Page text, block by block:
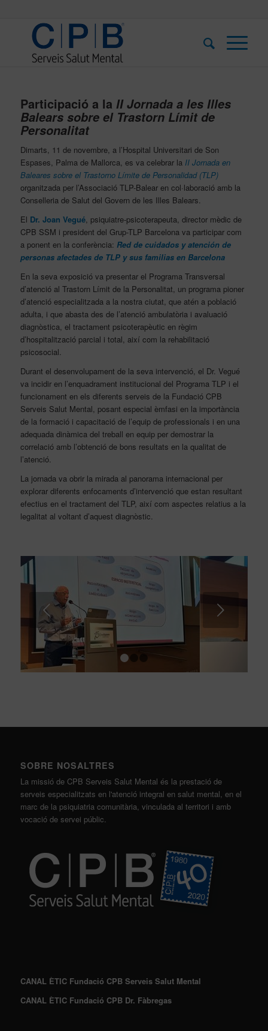
Participació a la II Jornada a les Illes
Balears sobre el Trastorn Límit de
Personalitat
Dimarts, 11 de novembre, a l’Hospital Universitari de Son
Espases, Palma de Mallorca, es va celebrar la II Jornada en
Baleares sobre el Trastorno Límite de Personalidad (TLP)
organitzada per l’Associació TLP-Balear en col·laboració amb la
Conselleria de Salut del Govern de les Illes Balears.
El Dr. Joan Vegué, psiquiatre-psicoterapeuta, director mèdic de
CPB SSM i president del Grup-TLP Barcelona va participar com
a ponent en la conferència: Red de cuidados y atención de
personas afectades de TLP y sus familias en Barcelona
En la seva exposició va presentar el Programa Transversal
d’atenció al Trastorn Límit de la Personalitat, un programa pioner
d’atenció especialitzada a la nostra ciutat, que atén a població
adulta, i que abasta des de l’atenció ambulatòria i avaluació
diagnòstica, el tractament psicoterapèutic en règim
d’hospitalització parcial i total, així com la rehabilitació
psicosocial.
Durant el desenvolupament de la seva intervenció, el Dr. Vegué
va incidir en l’enquadrament institucional del Programa TLP i el
funcionament en els diferents serveis de la Fundació CPB
Serveis Salut Mental, posant especial èmfasi en la importància
de la formació i capacitació de l’equip de professionals i en una
adequada dinàmica del treball en equip per demostrar la
correlació amb l’obtenció de bons resultats en la qualitat de
l’atenció.
La jornada va obrir la mirada al panorama internacional per
explorar diferents enfocaments d’intervenció que estan resultant
efectius en el tractament del TLP, així com aspectes relatius a la
legalitat al voltant d’aquest diagnòstic.
Posterior
SOBRE NOSALTRES
La missió de CPB Serveis Salut Mental és la prestació de
serveis especialitzats en l'atenció integral en salut mental, en el
marc de la psiquiatria comunitària, vinculada al territori i amb
vocació de servei públic.
CANAL ÈTIC Fundació CPB Serveis Salut Mental
CANAL ÈTIC Fundació CPB Dr. Fàbregas